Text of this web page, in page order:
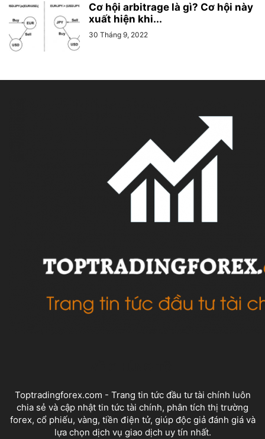
Cơ hội arbitrage là gì? Cơ hội này
xuất hiện khi...
30 Tháng 9, 2022
Toptradingforex.com - Trang tin tức đầu tư tài chính luôn
chia sẻ và cập nhật tin tức tài chính, phân tích thị trường
forex, cổ phiếu, vàng, tiền điện tử, giúp độc giả đánh giá và
lựa chọn dịch vụ giao dịch uy tín nhất.